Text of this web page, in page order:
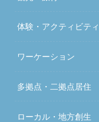
体験・アクティビティ
ワーケーション
多拠点・二拠点居住
ローカル・地方創生